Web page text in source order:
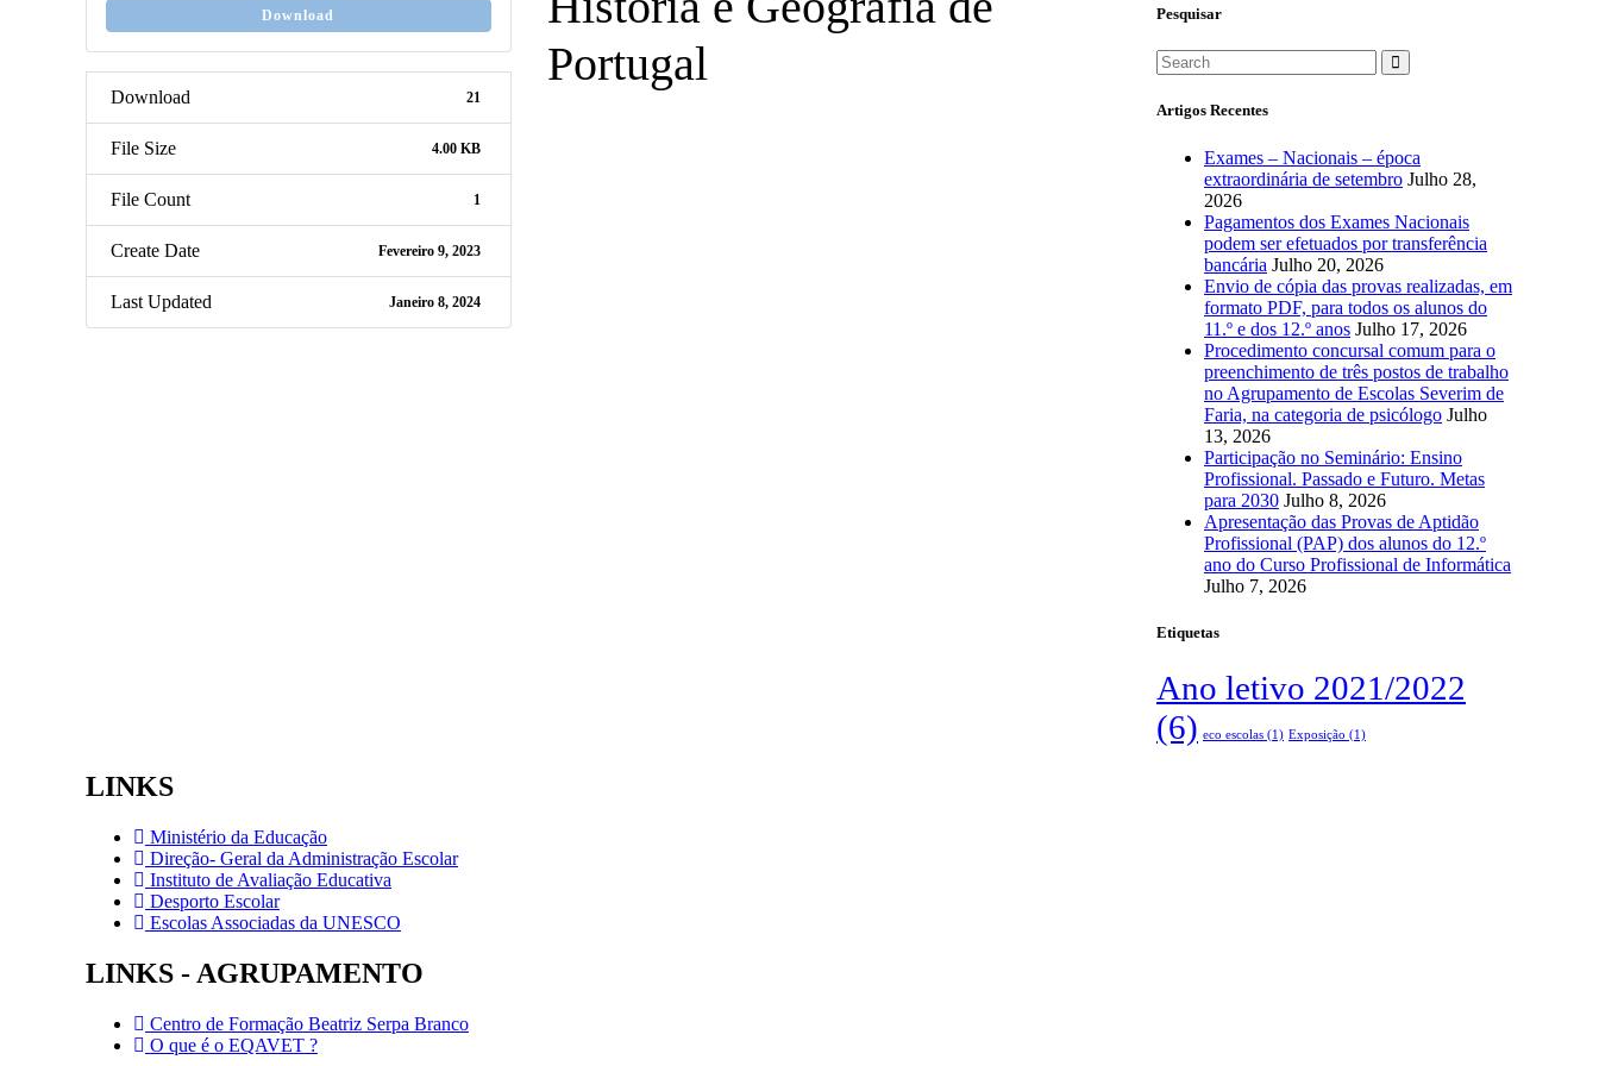
Download
Download 21
File Size 4.00 KB
File Count 1
Create Date Fevereiro 9, 2023
Last Updated Janeiro 8, 2024
Portugal
Pesquisar
Artigos Recentes
Exames – Nacionais – época
extraordinária de setembro Julho 28,
2026
Pagamentos dos Exames Nacionais
podem ser efetuados por transferência
bancária Julho 20, 2026
Envio de cópia das provas realizadas, em
formato PDF, para todos os alunos do
11.º e dos 12.º anos Julho 17, 2026
Procedimento concursal comum para o
preenchimento de três postos de trabalho
no Agrupamento de Escolas Severim de
Faria, na categoria de psicólogo Julho
13, 2026
Participação no Seminário: Ensino
Profissional. Passado e Futuro. Metas
para 2030 Julho 8, 2026
Apresentação das Provas de Aptidão
Profissional (PAP) dos alunos do 12.º
ano do Curso Profissional de Informática
Julho 7, 2026
Etiquetas
Ano letivo 2021/2022
(6) eco escolas (1) Exposição (1)
LINKS
Ministério da Educação
Direção- Geral da Administração Escolar
Instituto de Avaliação Educativa
Desporto Escolar
Escolas Associadas da UNESCO
LINKS - AGRUPAMENTO
Centro de Formação Beatriz Serpa Branco
O que é o EQAVET ?